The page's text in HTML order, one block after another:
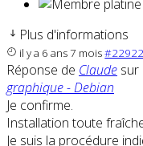
Plus d'informations
il y a 6 ans 7 mois#22922
Réponse de Claude sur
graphique - Debian
Je confirme.
Installation toute
Je suis la procédure